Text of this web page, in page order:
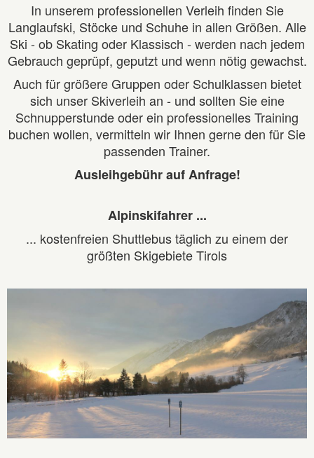
In unserem professionellen Verleih finden Sie
Langlaufski, Stöcke und Schuhe in allen Größen. Alle
Ski - ob Skating oder Klassisch - werden nach jedem
Gebrauch geprüpf, geputzt und wenn nötig gewachst.
Auch für größere Gruppen oder Schulklassen bietet
sich unser Skiverleih an - und sollten Sie eine
Schnupperstunde oder ein professionelles Training
buchen wollen, vermitteln wir Ihnen gerne den für Sie
passenden Trainer.
Ausleihgebühr auf Anfrage!
Alpinskifahrer ...
... kostenfreien Shuttlebus täglich zu einem der
größten Skigebiete Tirols